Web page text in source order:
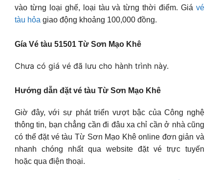
vào từng loại ghế, loại tàu và từng thời điểm. Giá vé
tàu hỏa giao động khoảng 100,000 đồng.
Gía Vé tàu 51501 Từ Sơn Mạo Khê
Chưa có giá vé đã lưu cho hành trình này.
Hướng dẫn đặt vé tàu Từ Sơn Mạo Khê
Giờ đây, với sự phát triển vượt bậc của Công nghệ
thông tin, bạn chẳng cần đi đâu xa chỉ cần ở nhà cũng
có thể đặt vé tàu Từ Sơn Mạo Khê online đơn giản và
nhanh chóng nhất qua website đặt vé trực tuyến
hoặc qua điện thoại.